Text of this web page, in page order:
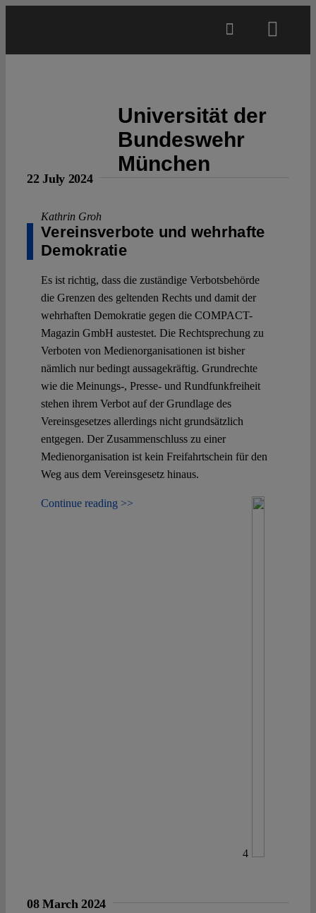
About
Projects
Spotlight
Universität der
Bundeswehr
München
22 July 2024
Kathrin Groh
Vereinsverbote und wehrhafte
Demokratie
Es ist richtig, dass die zuständige Verbotsbehörde
die Grenzen des geltenden Rechts und damit der
wehrhaften Demokratie gegen die COMPACT-
Magazin GmbH austestet. Die Rechtsprechung zu
Verboten von Medienorganisationen ist bisher
nämlich nur bedingt aussagekräftig. Grundrechte
wie die Meinungs-, Presse- und Rundfunkfreiheit
stehen ihrem Verbot auf der Grundlage des
Vereinsgesetzes allerdings nicht grundsätzlich
entgegen. Der Zusammenschluss zu einer
Medienorganisation ist kein Freifahrtschein für den
Weg aus dem Vereinsgesetz hinaus.
Continue reading >>
4
08 March 2024